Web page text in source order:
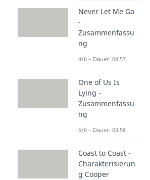
Never Let Me Go
-
Zusammenfassu
ng
4/6 – Dauer: 04:57
One of Us Is
Lying -
Zusammenfassu
ng
5/6 – Dauer: 03:58
Coast to Coast -
Charakterisierun
g Cooper